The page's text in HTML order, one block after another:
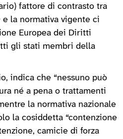
fattore di contrasto tra
e la normativa vigente ci
Europea dei Diritti
gli stati membri della
indica che “nessuno può
né a pena o trattamenti
la normativa nazionale
la cosiddetta “contenzione
camicie di forza